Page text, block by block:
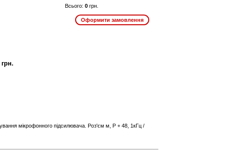
Всього: 0 грн.
мікрофонного підсилювача. Роз'єм м, P + 48, 1кГц /